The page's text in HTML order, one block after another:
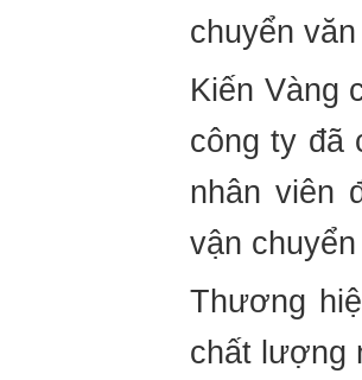
chuyển
Kiến Vàng
công ty đã
nhân viên
vận
Thương
chất lượng